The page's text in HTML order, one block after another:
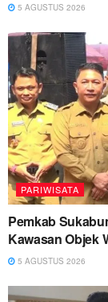
5 AGUSTUS 2026
PARIWISATA
Pemkab
Kawasan Objek
5 AGUSTUS 2026